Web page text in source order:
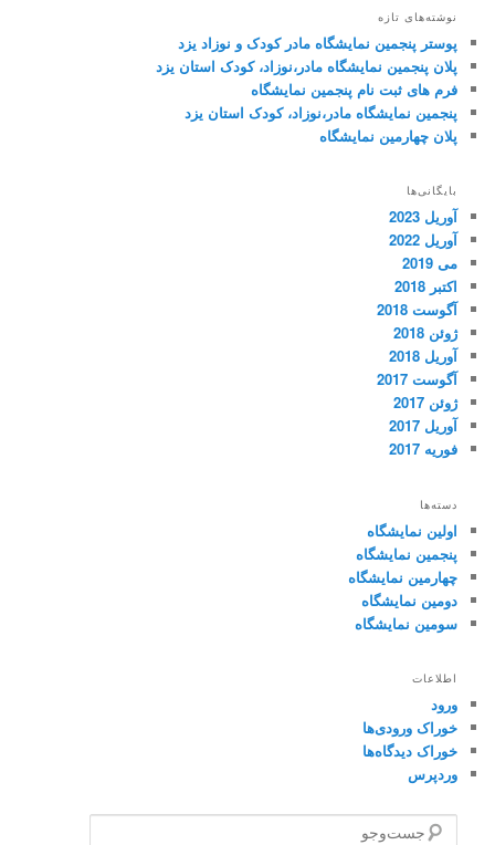
و
و
نوشته‌های تازه
پوستر پنجمین نمایشگاه مادر کودک و نوزاد یزد
پلان پنجمین نمایشگاه مادر،نوزاد، کودک استان یزد
فرم های ثبت نام پنجمین نمایشگاه
پنجمین نمایشگاه مادر،نوزاد، کودک استان یزد
پلان چهارمین نمایشگاه
بایگانی‌ها
آوریل 2023
آوریل 2022
می 2019
اکتبر 2018
آگوست 2018
ژوئن 2018
آوریل 2018
آگوست 2017
ژوئن 2017
آوریل 2017
فوریه 2017
دسته‌ها
اولین نمایشگاه
پنجمین نمایشگاه
چهارمین نمایشگاه
دومین نمایشگاه
سومین نمایشگاه
اطلاعات
ورود
خوراک ورودی‌ها
خوراک دیدگاه‌ها
وردپرس